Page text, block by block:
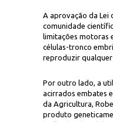
A aprovação da Lei
comunidade
limitações motoras
células-tronco
reproduzir
Por outro lado, a
acirrados embates
da Agricultura,
produto